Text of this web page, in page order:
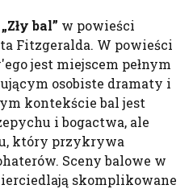
„Zły bal” w powieści
Fitzgeralda. W powieści
jest miejscem pełnym
osobiste dramaty i
kontekście bal jest
i bogactwa, ale
który przykrywa
Sceny balowe w
skomplikowane